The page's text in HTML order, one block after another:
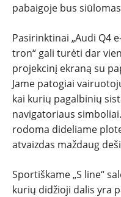
pabaigoje bus
Pasirinktinai „Audi Q4
tron“ gali turėti dar
projekcinį ekraną su
Jame patogiai
kai kurių pagalbinių
navigatoriaus
rodoma dideliame
atvaizdas maždaug
Sportiškame „S line“
kurių didžioji dalis yra